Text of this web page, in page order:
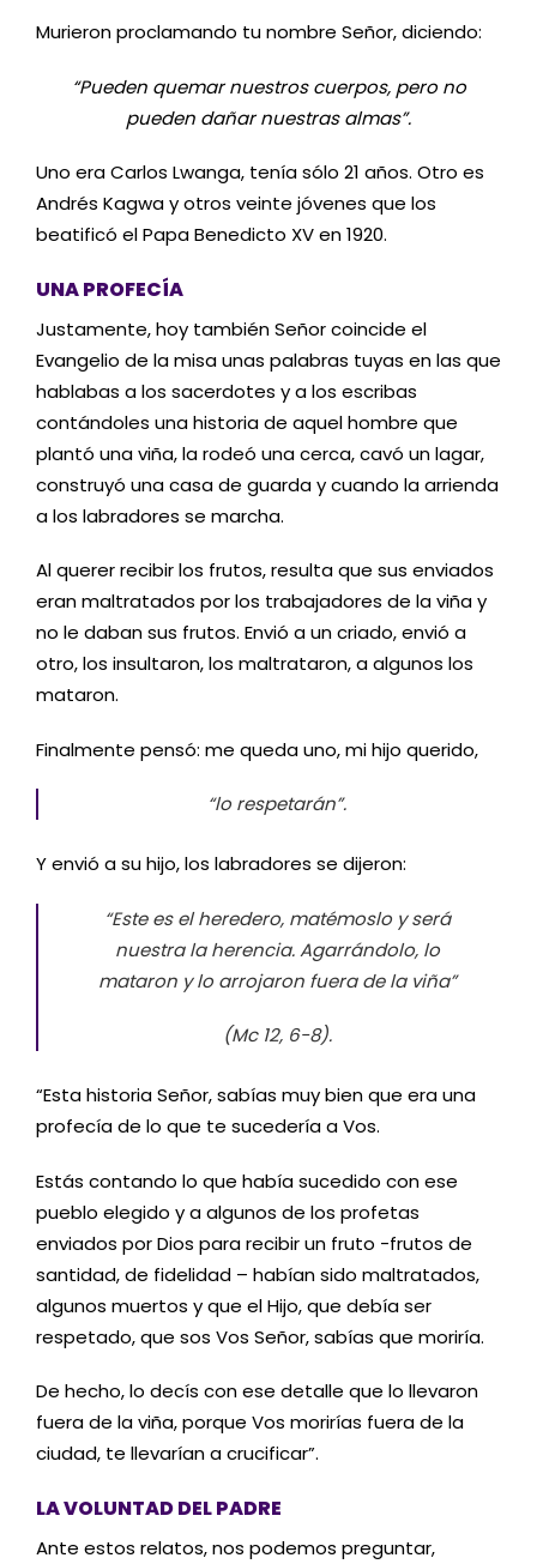
Murieron proclamando tu nombre Señor, diciendo:
“Pueden quemar nuestros cuerpos, pero no
pueden dañar nuestras almas”.
Uno era Carlos Lwanga, tenía sólo 21 años. Otro es
Andrés Kagwa y otros veinte jóvenes que los
beatificó el Papa Benedicto XV en 1920.
UNA PROFECÍA
Justamente, hoy también Señor coincide el
Evangelio de la misa unas palabras tuyas en las que
hablabas a los sacerdotes y a los escribas
contándoles una historia de aquel hombre que
plantó una viña, la rodeó una cerca, cavó un lagar,
construyó una casa de guarda y cuando la arrienda
a los labradores se marcha.
Al querer recibir los frutos, resulta que sus enviados
eran maltratados por los trabajadores de la viña y
no le daban sus frutos. Envió a un criado, envió a
otro, los insultaron, los maltrataron, a algunos los
mataron.
Finalmente pensó: me queda uno, mi hijo querido,
“lo respetarán”.
Y envió a su hijo, los labradores se dijeron:
“Este es el heredero, matémoslo y será
nuestra la herencia. Agarrándolo, lo
mataron y lo arrojaron fuera de la viña”
(Mc 12, 6-8).
“Esta historia Señor, sabías muy bien que era una
profecía de lo que te sucedería a Vos.
Estás contando lo que había sucedido con ese
pueblo elegido y a algunos de los profetas
enviados por Dios para recibir un fruto -frutos de
santidad, de fidelidad – habían sido maltratados,
algunos muertos y que el Hijo, que debía ser
respetado, que sos Vos Señor, sabías que moriría.
De hecho, lo decís con ese detalle que lo llevaron
fuera de la viña, porque Vos morirías fuera de la
ciudad, te llevarían a crucificar”.
LA VOLUNTAD DEL PADRE
Ante estos relatos, nos podemos preguntar,